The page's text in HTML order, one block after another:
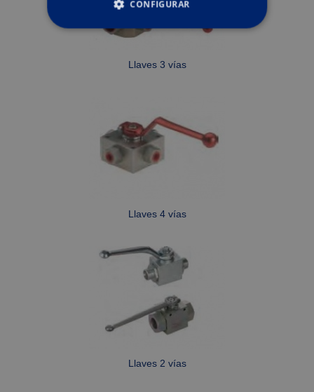
Llaves 3 vías
Llaves 4 vías
Llaves 2 vías
CONFIGURAR
ESTRICTAMENTE NECESARIAS
RENDIMIENTO
Estrictamente necesarias
Las cookies estrictamente necesarias permiten la
de la cuenta. El sitio web no puede utilizarse
correctamente sin las cookies estrictamente
Proveedor /
Dominio
CookieScriptConsent
CookieScript
www.fabe.es